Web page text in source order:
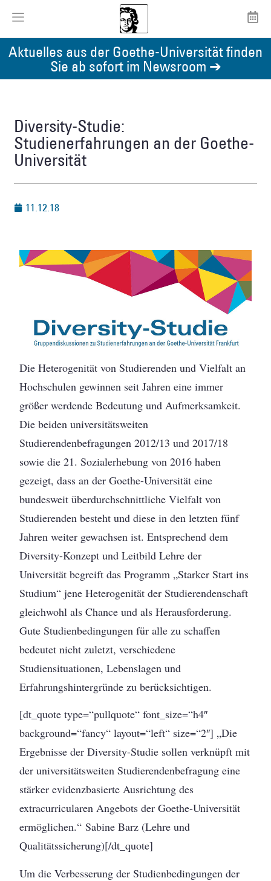
Aktuelles aus der Goethe-Universität finden
Sie ab sofort im Newsroom ➔
Diversity-Studie:
Studienerfahrungen an der Goethe-
Universität
11.12.18
Die Heterogenität von Studierenden und Vielfalt an
Hochschulen gewinnen seit Jahren eine immer
größer werdende Bedeutung und Aufmerksamkeit.
Die beiden universitätsweiten
Studierendenbefragungen 2012/13 und 2017/18
sowie die 21. Sozialerhebung von 2016 haben
gezeigt, dass an der Goethe-Universität eine
bundesweit überdurchschnittliche Vielfalt von
Studierenden besteht und diese in den letzten fünf
Jahren weiter gewachsen ist. Entsprechend dem
Diversity-Konzept und Leitbild Lehre der
Universität begreift das Programm „Starker Start ins
Studium“ jene Heterogenität der Studierendenschaft
gleichwohl als Chance und als Herausforderung.
Gute Studienbedingungen für alle zu schaffen
bedeutet nicht zuletzt, verschiedene
Studiensituationen, Lebenslagen und
Erfahrungshintergründe zu berücksichtigen.
[dt_quote type=“pullquote“ font_size=“h4″
background=“fancy“ layout=“left“ size=“2″] „Die
Ergebnisse der Diversity-Studie sollen verknüpft mit
der universitätsweiten Studierendenbefragung eine
stärker evidenzbasierte Ausrichtung des
extracurricularen Angebots der Goethe-Universität
ermöglichen.“ Sabine Barz (Lehre und
Qualitätssicherung)[/dt_quote]
Um die Verbesserung der Studienbedingungen der